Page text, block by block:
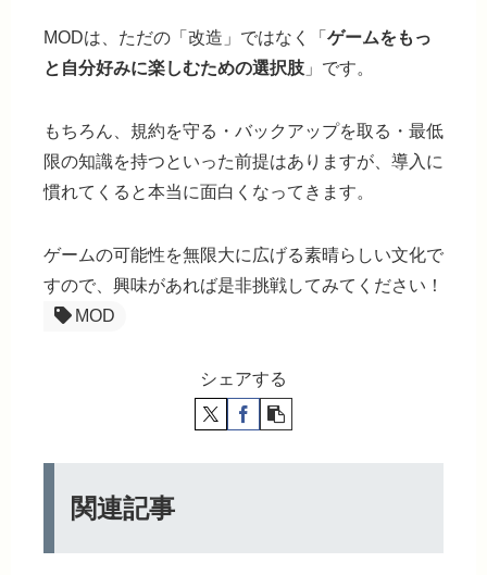
MODは、ただの「改造」ではなく「 ゲームをもっ
と自分好みに楽しむための選択肢 」です。
もちろん、規約を守る・バックアップを取る・最低
限の知識を持つといった前提はありますが、導入に
慣れてくると本当に面白くなってきます。
ゲームの可能性を無限大に広げる素晴らしい文化で
すので、興味があれば是非挑戦してみてください！
MOD
シェアする
関連記事